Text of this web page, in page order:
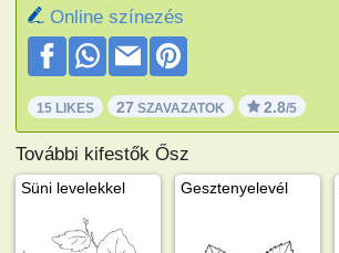
Online színezés
15 LIKES 27 SZAVAZATOK 2.8/5
További kifestők Ősz
Süni levelekkel Gesztenyelevél